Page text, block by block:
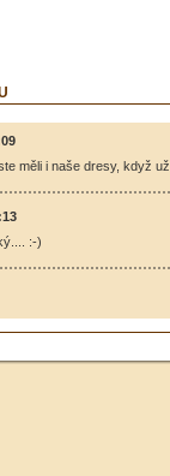
měli i naše dresy, když
:-)